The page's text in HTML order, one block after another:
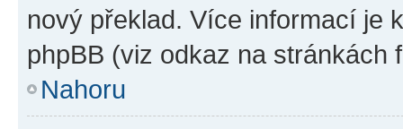
nový překlad. Více informací je
phpBB (viz odkaz na stránkách
Nahoru